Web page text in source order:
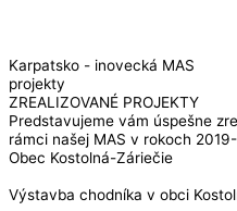
Karpatsko - inovecká MAS
projekty
ZREALIZOVANÉ PROJEKTY
Predstavujeme vám úspešne
rámci našej MAS v rokoch
Obec Kostolná-Záriečie
Výstavba chodníka v obci